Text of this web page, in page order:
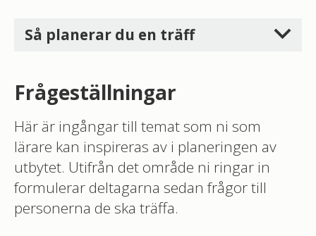
Så planerar du en träff
Frågeställningar
Här är ingångar till temat som ni som
lärare kan inspireras av i planeringen av
utbytet. Utifrån det område ni ringar in
formulerar deltagarna sedan frågor till
personerna de ska träffa.